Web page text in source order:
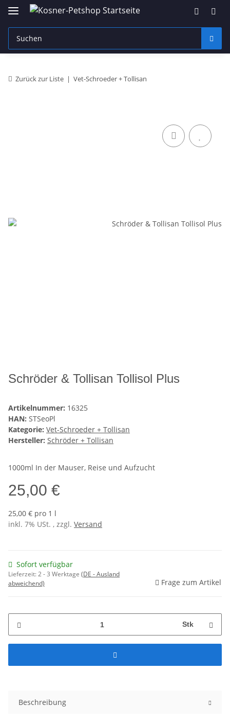
Zurück zur Liste Vet-Schroeder + Tollisan
Schröder & Tollisan Tollisol Plus
Artikelnummer: 16325
HAN: STSeoPl
Kategorie: Vet-Schroeder + Tollisan
Hersteller: Schröder + Tollisan
1000ml In der Mauser, Reise und Aufzucht
25,00 €
25,00 € pro 1 l
inkl. 7% USt. , zzgl. Versand
Sofort verfügbar
Lieferzeit:2 - 3 Werktage (DE - Ausland
abweichend)
Frage zum Artikel
Stk
Beschreibung